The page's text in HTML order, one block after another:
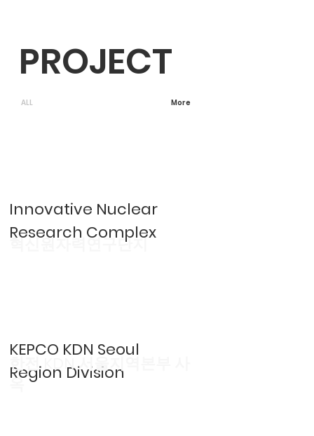
PROJECT
ALL More
혁신원자력연구단지
Innovative Nuclear
Research Complex
KEPCO KDN Seoul
Region Division
한전 KDN 서울지역본부 사
옥